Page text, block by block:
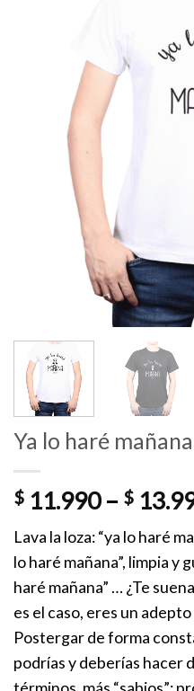
Ya lo haré
$ 11.990– $
Lava la loza: “ya lo haré
lo haré mañana”, limpia y
haré mañana” … ¿Te
es el caso, eres un adepto
Postergar de forma
podrías y deberías hacer